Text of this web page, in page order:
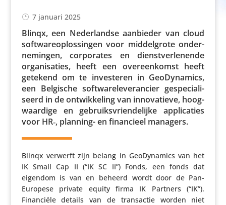
7 januari 2025
Blinqx, een Neder­landse aanbieder van cloud
soft­wa­reo­p­los­singen voor middel­grote onder­
ne­mingen, corpo­rates en dienst­ver­le­nende
orga­ni­sa­ties, heeft een over­een­komst heeft
getekend om te inves­teren in GeoDy­na­mics,
een Belgische soft­wa­re­le­ve­ran­cier gespe­ci­a­li­
seerd in de ontwik­ke­ling van inno­va­tieve, hoog­
waar­dige en gebruiks­vrien­de­lijke appli­ca­ties
voor HR‑, planning- en finan­cieel managers.
Blinqx verwerft zijn belang in GeoDy­na­mics van het
IK Small Cap II (“IK SC II”) Fonds, een fonds dat
eigendom is van en beheerd wordt door de Pan-
Europese private equity firma IK Partners (“IK”).
Finan­ciële details van de trans­actie worden niet